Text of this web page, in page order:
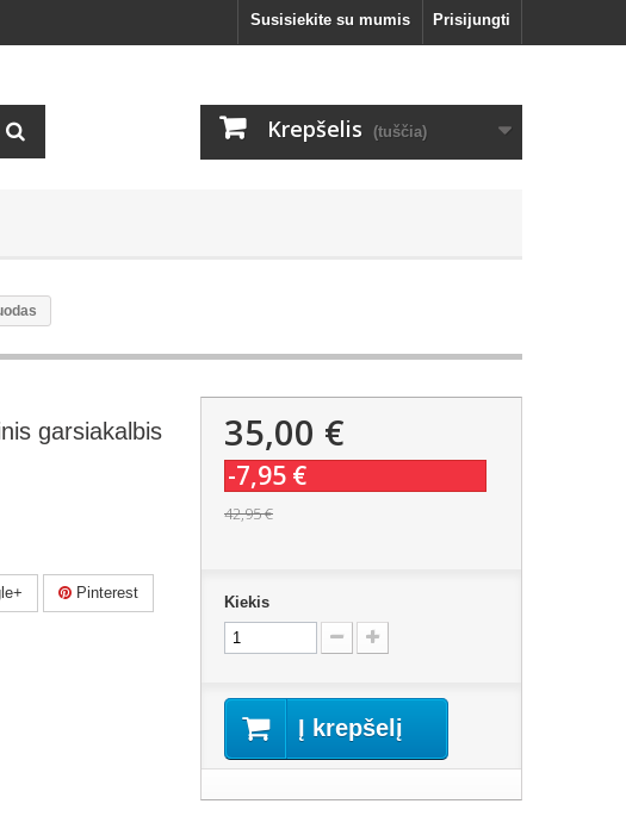
Prisijungti
Susisiekite su mumis
Krepšelis (tuščia)
garsiakalbis
Pinterest
35,00 €
-7,95 €
42,95 €
Kiekis
Į krepšelį